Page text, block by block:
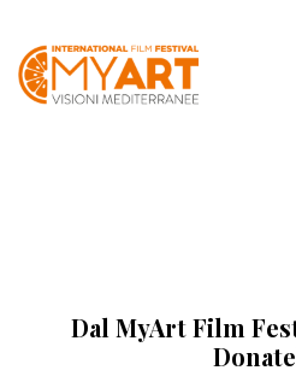
Dal MyArt Film